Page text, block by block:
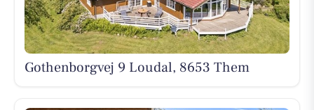
Gothenborgvej 9 Loudal, 8653 Them